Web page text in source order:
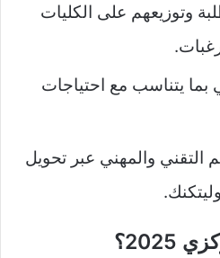
وتوزيعهم على الكليات
بما يتناسب مع احتياجات
التقني والمهني عبر تحويل